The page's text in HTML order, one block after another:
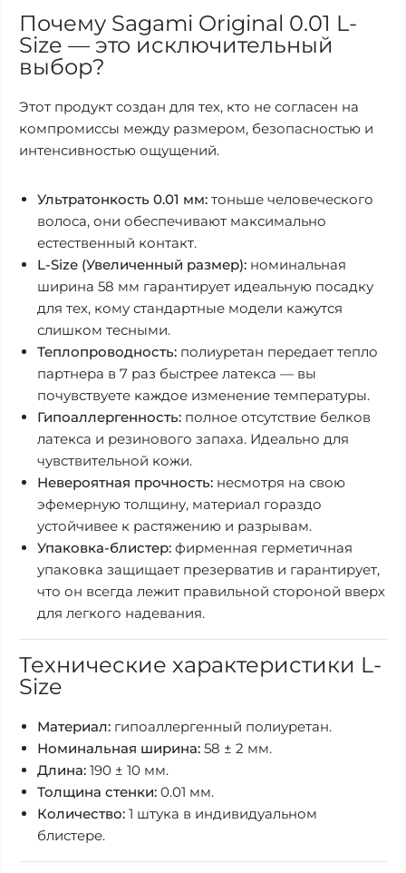
Почему Sagami Original 0.01 L-
Size — это исключительный
выбор?
Этот продукт создан для тех, кто не согласен на
компромиссы между размером, безопасностью и
интенсивностью ощущений.
Ультратонкость 0.01 мм: тоньше человеческого
волоса, они обеспечивают максимально
естественный контакт.
L-Size (Увеличенный размер): номинальная
ширина 58 мм гарантирует идеальную посадку
для тех, кому стандартные модели кажутся
слишком тесными.
Теплопроводность: полиуретан передает тепло
партнера в 7 раз быстрее латекса — вы
почувствуете каждое изменение температуры.
Гипоаллергенность: полное отсутствие белков
латекса и резинового запаха. Идеально для
чувствительной кожи.
Невероятная прочность: несмотря на свою
эфемерную толщину, материал гораздо
устойчивее к растяжению и разрывам.
Упаковка-блистер: фирменная герметичная
упаковка защищает презерватив и гарантирует,
что он всегда лежит правильной стороной вверх
для легкого надевания.
Технические характеристики L-
Size
Материал: гипоаллергенный полиуретан.
Номинальная ширина: 58 ± 2 мм.
Длина: 190 ± 10 мм.
Толщина стенки: 0.01 мм.
Количество: 1 штука в индивидуальном
блистере.